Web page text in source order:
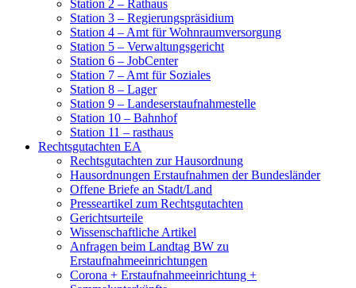
Station 2 – Rathaus
Station 3 – Regierungspräsidium
Station 4 – Amt für Wohnraumversorgung
Station 5 – Verwaltungsgericht
Station 6 – JobCenter
Station 7 – Amt für Soziales
Station 8 – Lager
Station 9 – Landeserstaufnahmestelle
Station 10 – Bahnhof
Station 11 – rasthaus
Rechtsgutachten EA
Rechtsgutachten zur Hausordnung
Hausordnungen Erstaufnahmen der Bundesländer
Offene Briefe an Stadt/Land
Presseartikel zum Rechtsgutachten
Gerichtsurteile
Wissenschaftliche Artikel
Anfragen beim Landtag BW zu
Erstaufnahmeeinrichtungen
Corona + Erstaufnahmeeinrichtung +